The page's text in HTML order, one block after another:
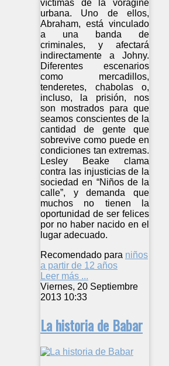
víctimas de la vorágine
urbana. Uno de ellos,
Abraham, está vinculado
a una banda de
criminales, y afectará
indirectamente a Johny.
Diferentes escenarios
como mercadillos,
tenderetes, chabolas o,
incluso, la prisión, nos
son mostrados para que
seamos conscientes de la
cantidad de gente que
sobrevive como puede en
condiciones tan extremas.
Lesley Beake clama
contra las injusticias de la
sociedad en “Niños de la
calle”, y demanda que
muchos no tienen la
oportunidad de ser felices
por no haber nacido en el
lugar adecuado.
Recomendado para niños
a partir de 12 años
Leer más ...
Viernes, 20 Septiembre
2013 10:33
La historia de Babar